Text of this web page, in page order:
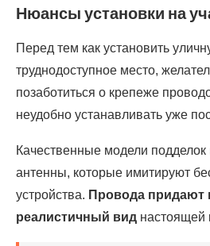
Нюансы установки на
Перед тем как установить
труднодоступное место,
позаботиться о крепеже
неудобно устанавливать уже
Качественные модели
антенны, которые имитируют
устройства. Провода
реалистичный вид настоящей